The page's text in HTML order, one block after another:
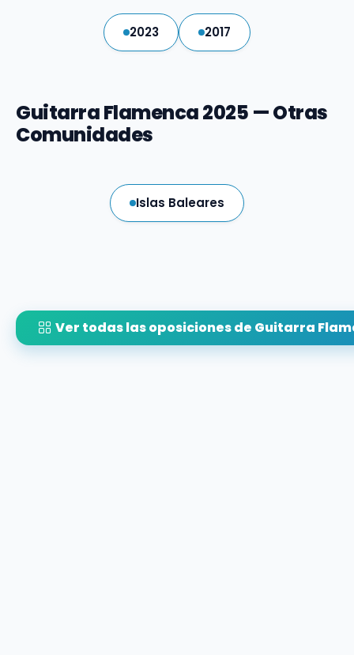
2023 2017
Guitarra Flamenca 2025 — Otras
Comunidades
Islas Baleares
Ver todas las oposiciones de Guitarra